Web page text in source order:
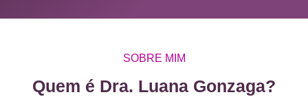
SOBRE MIM
Quem é Dra. Luana Gonzaga?​